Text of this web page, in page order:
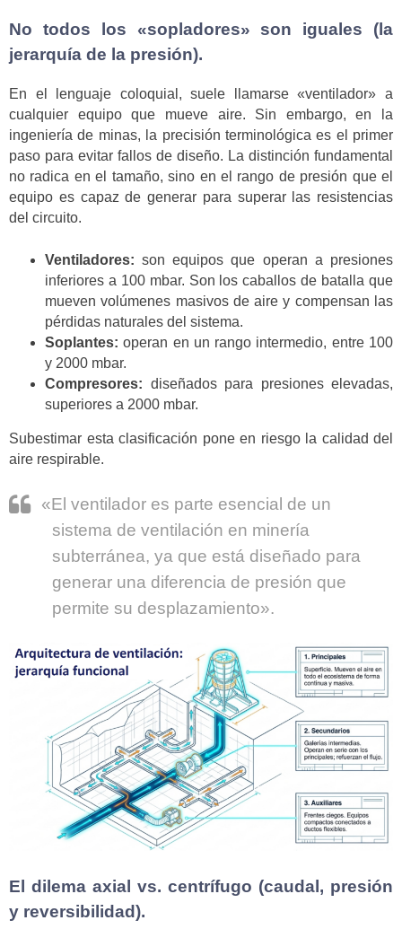
No todos los «sopladores» son iguales (la
jerarquía de la presión).
En el lenguaje coloquial, suele llamarse «ventilador» a
cualquier equipo que mueve aire. Sin embargo, en la
ingeniería de minas, la precisión terminológica es el primer
paso para evitar fallos de diseño. La distinción fundamental
no radica en el tamaño, sino en el rango de presión que el
equipo es capaz de generar para superar las resistencias
del circuito.
Ventiladores: son equipos que operan a presiones
inferiores a 100 mbar. Son los caballos de batalla que
mueven volúmenes masivos de aire y compensan las
pérdidas naturales del sistema.
Soplantes: operan en un rango intermedio, entre 100
y 2000 mbar.
Compresores: diseñados para presiones elevadas,
superiores a 2000 mbar.
Subestimar esta clasificación pone en riesgo la calidad del
aire respirable.
«El ventilador es parte esencial de un
sistema de ventilación en minería
subterránea, ya que está diseñado para
generar una diferencia de presión que
permite su desplazamiento».
El dilema axial vs. centrífugo (caudal, presión
y reversibilidad).